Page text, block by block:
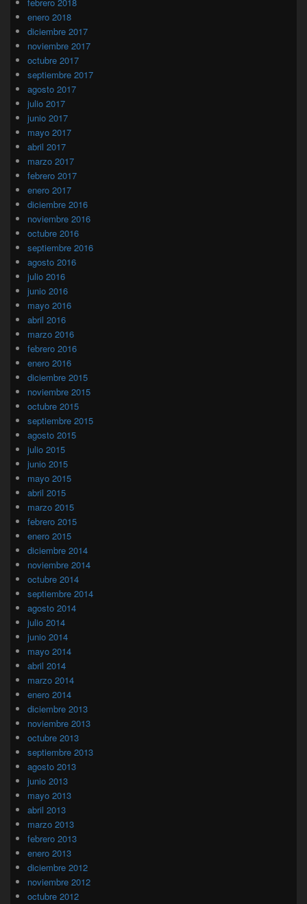
enero 2018
diciembre 2017
noviembre 2017
octubre 2017
septiembre 2017
agosto 2017
julio 2017
junio 2017
mayo 2017
abril 2017
marzo 2017
febrero 2017
enero 2017
diciembre 2016
noviembre 2016
octubre 2016
septiembre 2016
agosto 2016
julio 2016
junio 2016
mayo 2016
abril 2016
marzo 2016
febrero 2016
enero 2016
diciembre 2015
noviembre 2015
octubre 2015
septiembre 2015
agosto 2015
julio 2015
junio 2015
mayo 2015
abril 2015
marzo 2015
febrero 2015
enero 2015
diciembre 2014
noviembre 2014
octubre 2014
septiembre 2014
agosto 2014
julio 2014
junio 2014
mayo 2014
abril 2014
marzo 2014
enero 2014
diciembre 2013
noviembre 2013
octubre 2013
septiembre 2013
agosto 2013
junio 2013
mayo 2013
abril 2013
marzo 2013
febrero 2013
enero 2013
diciembre 2012
noviembre 2012
octubre 2012